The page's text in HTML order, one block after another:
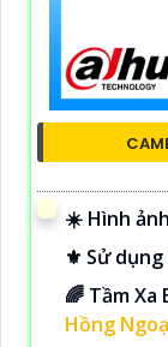
☀️ Hình
⚜️ Sử dụng
🌈 Tầm Xa
Hồng